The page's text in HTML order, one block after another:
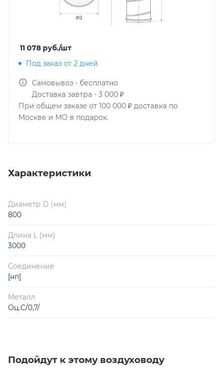
11 078 руб./шт
Под заказ от 2 дней
Самовывоз - бесплатно
Доставка завтра - 3 000 ₽
При общем заказе от 100 000 ₽ доставка по
Москве и МО в подарок.
Характеристики
Диаметр D (мм)
800
Длина L (мм)
3000
Соединение
[нп]
Металл
Оц.С/0,7/
Подойдут к этому воздуховоду